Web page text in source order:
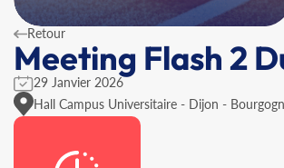
Retour
Meeting Flash 2
29 Janvier 2026
Hall Campus Universitaire - Dijon -